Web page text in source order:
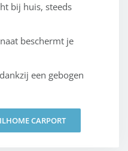
bij huis, steeds
beschermt je
een gebogen
CARPORT